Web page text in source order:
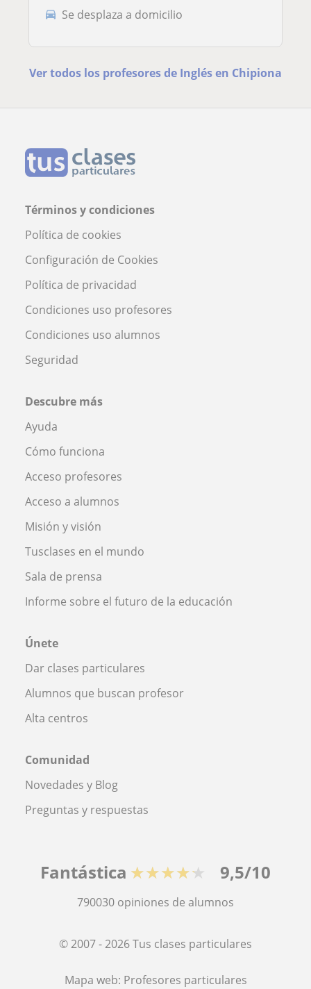
Se desplaza a domicilio
Ver todos los profesores de Inglés en Chipiona
Términos y condiciones
Política de cookies
Configuración de Cookies
Política de privacidad
Condiciones uso profesores
Condiciones uso alumnos
Seguridad
Descubre más
Ayuda
Cómo funciona
Acceso profesores
Acceso a alumnos
Misión y visión
Tusclases en el mundo
Sala de prensa
Informe sobre el futuro de la educación
Únete
Dar clases particulares
Alumnos que buscan profesor
Alta centros
Comunidad
Novedades y Blog
Preguntas y respuestas
Fantástica ★★★★★ 9,5/10
790030 opiniones de alumnos
© 2007 - 2026 Tus clases particulares
Mapa web: Profesores particulares